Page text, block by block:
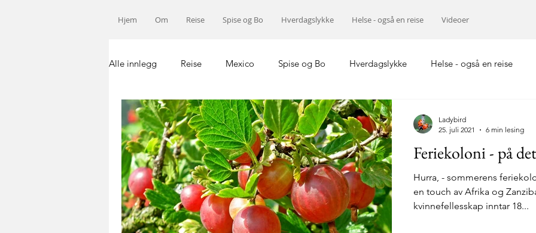
Hjem Om Reise Spise og Bo Hverdagslykke Helse - også en reise Videoer
Alle innlegg Reise Mexico Spise og Bo Hverdagslykke Helse - også en reise
Norge USA Afrika Europa Midtøsten Hellas
Feriekoloni - på
Hurra, - sommerens
en touch av Afrika og
kvinnefellesskap inntar 18...
Ladybird
25. juli 2021
6 min lesing